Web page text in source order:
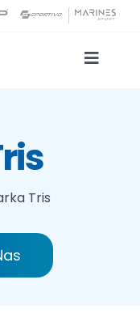
Toggle
Tris